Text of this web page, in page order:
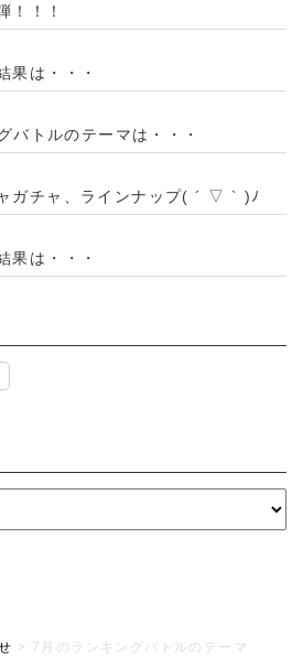
！！！
果は・・・
バトルのテーマは・・・
ガチャ、ラインナップ( ´ ▽ ` )ﾉ
果は・・・
> 7月のランキングバトルのテーマ